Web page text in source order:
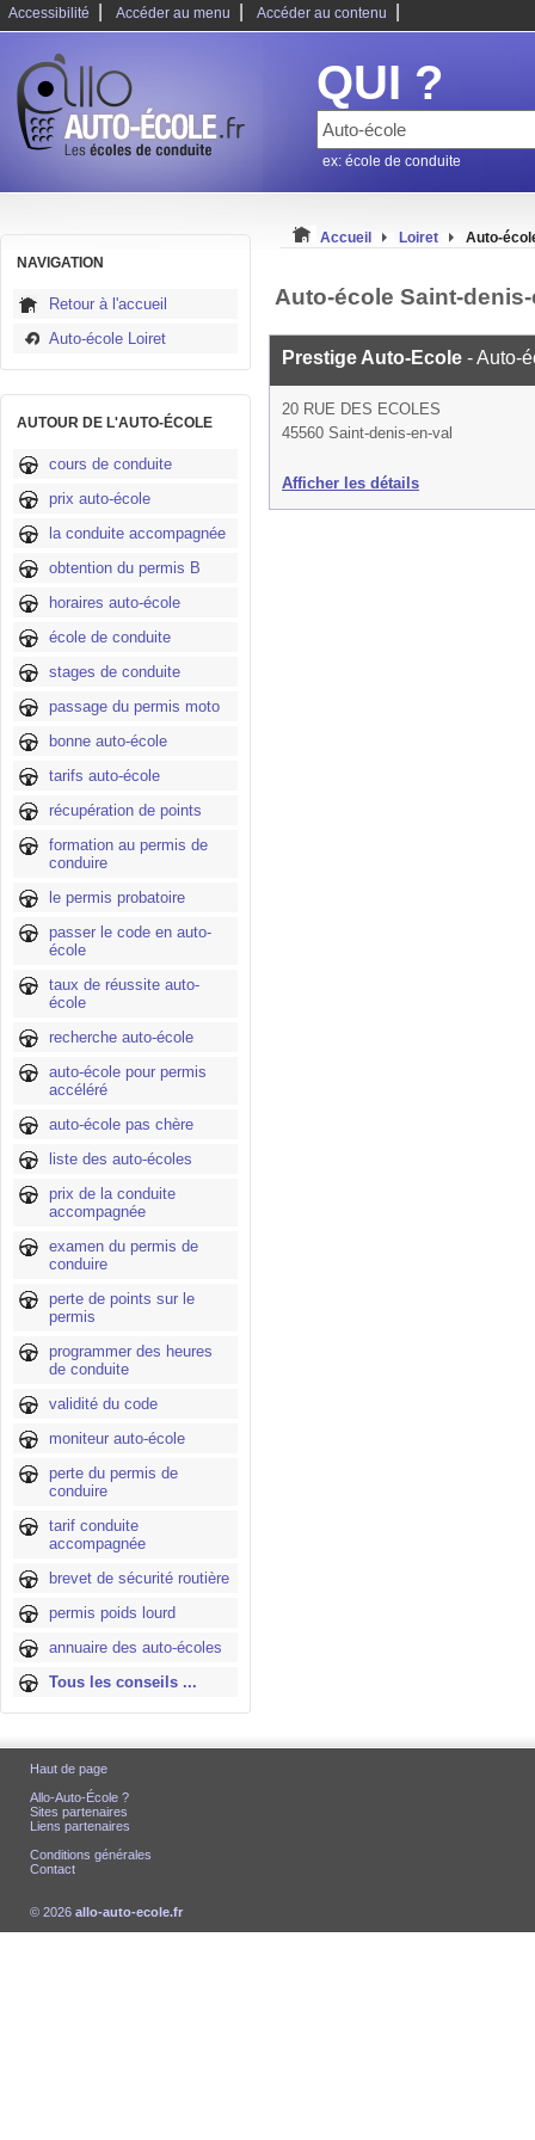
Accessibilité Accéder au menu Accéder au contenu
QUI ?
ex: école de conduite
NAVIGATION
Retour à l'accueil
Auto-école Loiret
AUTOUR DE L'AUTO-ÉCOLE
cours de conduite
prix auto-école
la conduite accompagnée
obtention du permis B
horaires auto-école
école de conduite
stages de conduite
passage du permis moto
bonne auto-école
tarifs auto-école
récupération de points
formation au permis de
conduire
le permis probatoire
passer le code en auto-
école
taux de réussite auto-
école
recherche auto-école
auto-école pour permis
accéléré
auto-école pas chère
liste des auto-écoles
prix de la conduite
accompagnée
examen du permis de
conduire
perte de points sur le
permis
programmer des heures
de conduite
validité du code
moniteur auto-école
perte du permis de
conduire
tarif conduite
accompagnée
brevet de sécurité routière
permis poids lourd
annuaire des auto-écoles
Tous les conseils ...
Accueil Loiret Auto-
Auto-école Saint-
Prestige Auto-Ecole - Auto-
20 RUE DES ECOLES
45560 Saint-denis-en-val
Afficher les détails
Haut de page
Allo-Auto-École ?
Sites partenaires
Liens partenaires
Conditions générales
Contact
© 2026 allo-auto-ecole.fr